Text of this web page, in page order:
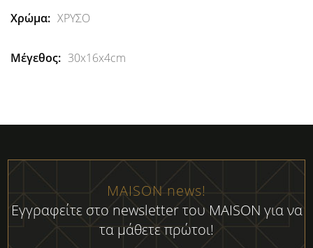
ΧΡΥΣΟ
30x16x4cm
MAISON news!
Εγγραφείτε στο newsletter του MAISON για να
τα μάθετε πρώτοι!